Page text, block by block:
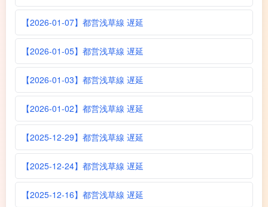
【2026-01-07】都営浅草線 遅延
【2026-01-05】都営浅草線 遅延
【2026-01-03】都営浅草線 遅延
【2026-01-02】都営浅草線 遅延
【2025-12-29】都営浅草線 遅延
【2025-12-24】都営浅草線 遅延
【2025-12-16】都営浅草線 遅延